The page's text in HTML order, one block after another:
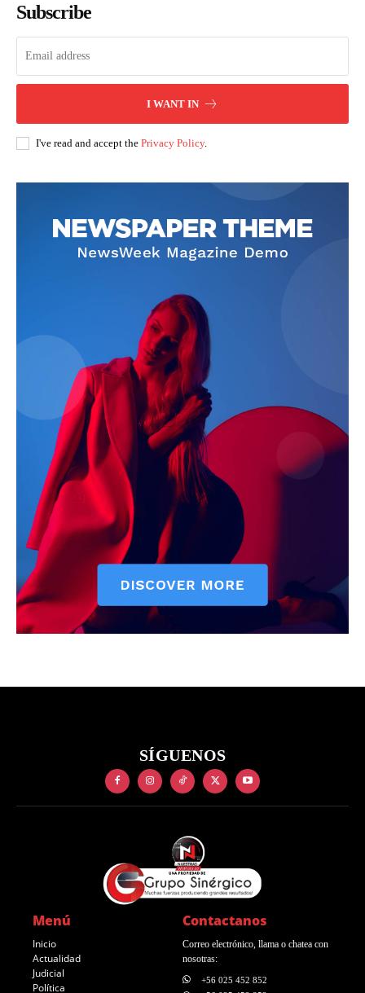
Subscribe
I WANT IN
I've read and accept the Privacy Policy.
SÍGUENOS
Menú
Inicio
Actualidad
Judicial
Política
Contactanos
Correo electrónico, llama o chatea con
nosotras:
+56 025 452 852